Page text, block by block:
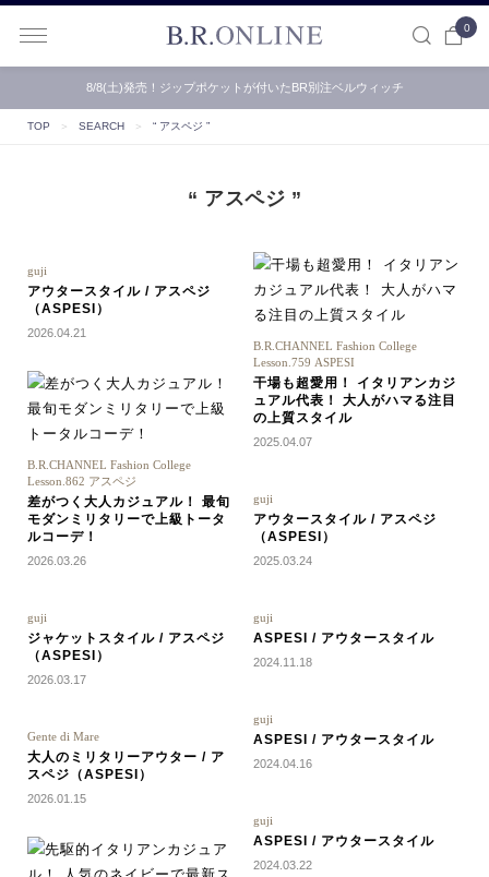
0
8/8(土)発売！ジップポケットが付いたBR別注ベルウィッチ
TOP ＞ SEARCH ＞ “ アスペジ ”
“ アスペジ ”
guji
アウタースタイル / アスペジ
（ASPESI）
2026.04.21
B.R.CHANNEL Fashion College
Lesson.862 アスペジ
差がつく大人カジュアル！ 最旬
モダンミリタリーで上級トータ
ルコーデ！
2026.03.26
guji
ジャケットスタイル / アスペジ
（ASPESI）
2026.03.17
Gente di Mare
大人のミリタリーアウター / ア
スペジ（ASPESI）
2026.01.15
B.R.CHANNEL Fashion College
Lesson.759 ASPESI
干場も超愛用！ イタリアンカジ
ュアル代表！ 大人がハマる注目
の上質スタイル
2025.04.07
guji
アウタースタイル / アスペジ
（ASPESI）
2025.03.24
guji
ASPESI / アウタースタイル
2024.11.18
guji
ASPESI / アウタースタイル
2024.04.16
guji
ASPESI / アウタースタイル
2024.03.22